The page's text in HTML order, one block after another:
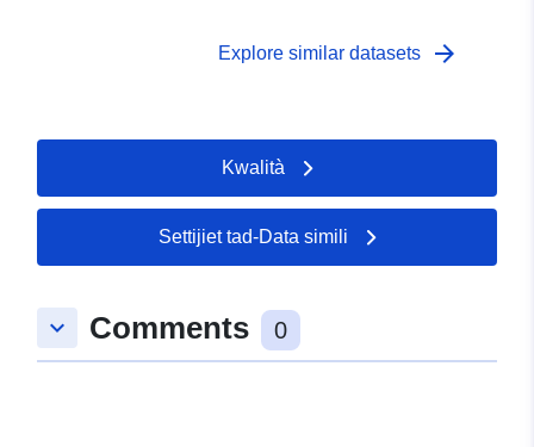
Explore similar datasets arrow_forward
Kwalità
Settijiet tad-Data simili
keyboard_arrow_down Comments 0